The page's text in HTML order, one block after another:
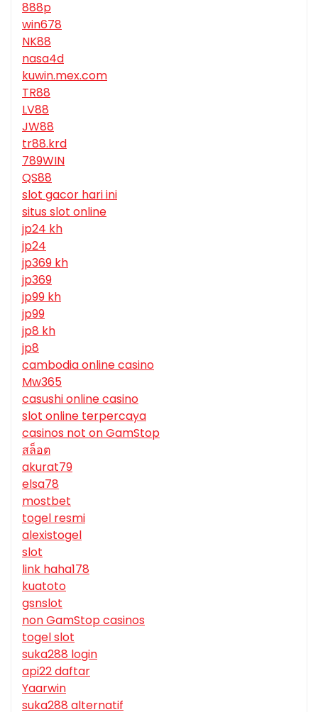
888p
win678
NK88
nasa4d
kuwin.mex.com
TR88
LV88
JW88
tr88.krd
789WIN
QS88
slot gacor hari ini
situs slot online
jp24 kh
jp24
jp369 kh
jp369
jp99 kh
jp99
jp8 kh
jp8
cambodia online casino
Mw365
casushi online casino
slot online terpercaya
casinos not on GamStop
สล็อต
akurat79
elsa78
mostbet
togel resmi
alexistogel
slot
link haha178
kuatoto
gsnslot
non GamStop casinos
togel slot
suka288 login
api22 daftar
Yaarwin
suka288 alternatif